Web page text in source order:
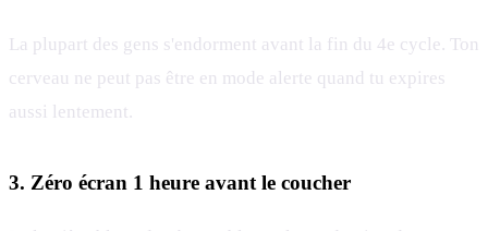
La plupart des gens s'endorment avant la fin du 4e cycle. Ton
cerveau ne peut pas être en mode alerte quand tu expires
aussi lentement.
3. Zéro écran 1 heure avant le coucher